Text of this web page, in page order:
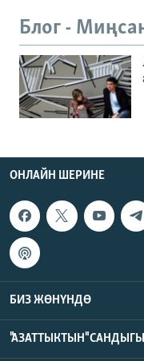
Блог -
ОНЛАЙН ШЕРИНЕ
БИЗ ЖӨНҮНДӨ
"АЗАТТЫКТЫН" САНДЫГЫ